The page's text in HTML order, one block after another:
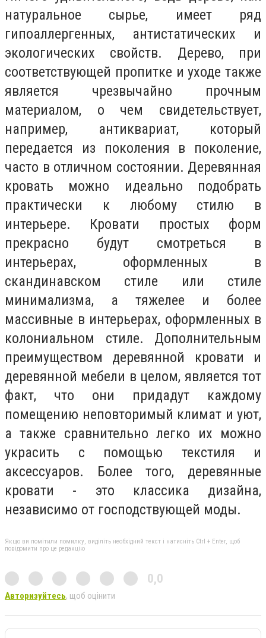
натуральное сырье, имеет ряд
гипоаллергенных, антистатических и
экологических свойств. Дерево, при
соответствующей пропитке и уходе также
является чрезвычайно прочным
материалом, о чем свидетельствует,
например, антиквариат, который
передается из поколения в поколение,
часто в отличном состоянии. Деревянная
кровать можно идеально подобрать
практически к любому стилю в
интерьере. Кровати простых форм
прекрасно будут смотреться в
интерьерах, оформленных в
скандинавском стиле или стиле
минимализма, а тяжелее и более
массивные в интерьерах, оформленных в
колониальном стиле. Дополнительным
преимуществом деревянной кровати и
деревянной мебели в целом, является тот
факт, что они придадут каждому
помещению неповторимый климат и уют,
а также сравнительно легко их можно
украсить с помощью текстиля и
аксессуаров. Более того, деревянные
кровати - это классика дизайна,
независимо от господствующей моды.
Якщо ви помітили помилку, виділіть необхідний текст і натисніть Ctrl + Enter, щоб
повідомити про це редакцію
0,0
Авторизуйтесь, щоб оцінити